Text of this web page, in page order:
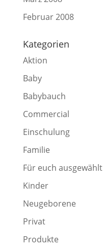
Februar 2008
Kategorien
Aktion
Baby
Babybauch
Commercial
Einschulung
Familie
Für euch ausgewählt
Kinder
Neugeborene
Privat
Produkte